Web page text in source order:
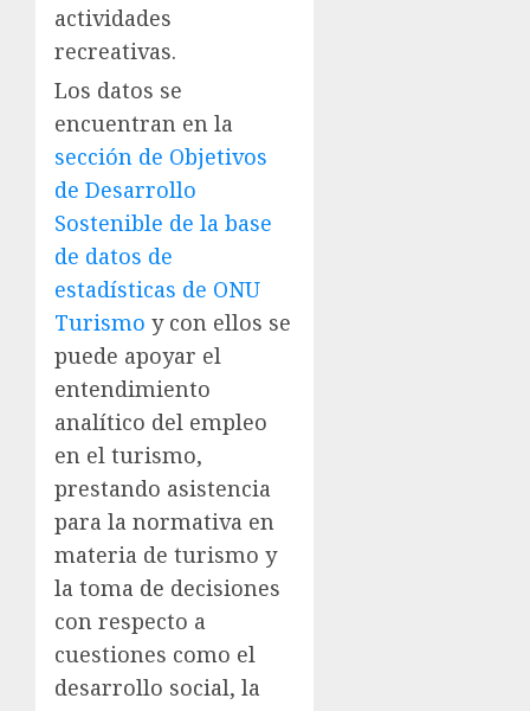
actividades
recreativas.
Los datos se
encuentran en la
sección de Objetivos
de Desarrollo
Sostenible de la base
de datos de
estadísticas de ONU
Turismo y con ellos se
puede apoyar el
entendimiento
analítico del empleo
en el turismo,
prestando asistencia
para la normativa en
materia de turismo y
la toma de decisiones
con respecto a
cuestiones como el
desarrollo social, la